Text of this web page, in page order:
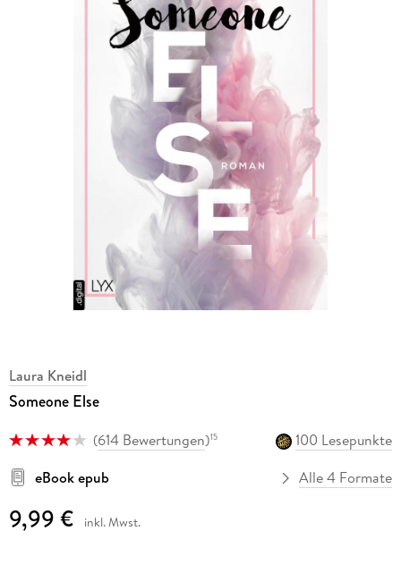
Laura Kneidl
Someone Else
(614 Bewertungen)15
100 Lesepunkte
eBook epub
Alle 4 Formate
9,99 € inkl. Mwst.